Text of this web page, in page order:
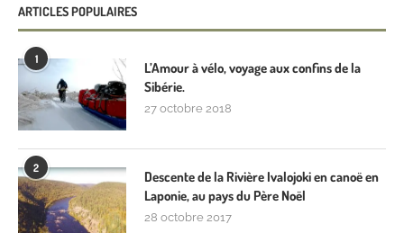
ARTICLES POPULAIRES
1
L’Amour à vélo, voyage aux confins de la
Sibérie.
27 octobre 2018
2
Descente de la Rivière Ivalojoki en canoë en
Laponie, au pays du Père Noël
28 octobre 2017